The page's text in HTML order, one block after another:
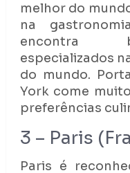
melhor do
na
encontra
especializados
do mundo.
York come
preferências
3 – Paris
Paris é